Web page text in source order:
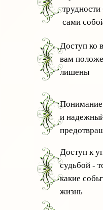
трудности
сами
Доступ к
судьбой -
какие
жизнь
и
Доступ ко
вам
лишены